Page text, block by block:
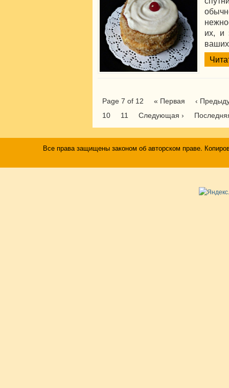
их, и
ваших
Page 7 of 12 « Первая
‹
10
11 Следующая ›
Все права защищены законом об авторском праве.